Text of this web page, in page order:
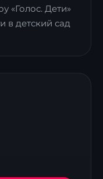
«Голос. Дети»
в детский сад